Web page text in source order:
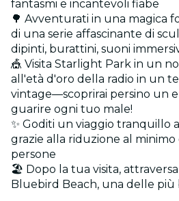
fantasmi e incantevoli fiabe
🌳 Avventurati in una magica
di una serie affascinante di
dipinti, burattini, suoni
🎪 Visita Starlight Park in un
all'età d'oro della radio in un
vintage—scoprirai persino un
guarire ogni tuo male!
✨ Goditi un viaggio tranquillo
grazie alla riduzione al
persone
🏖️ Dopo la tua visita,
Bluebird Beach, una delle più